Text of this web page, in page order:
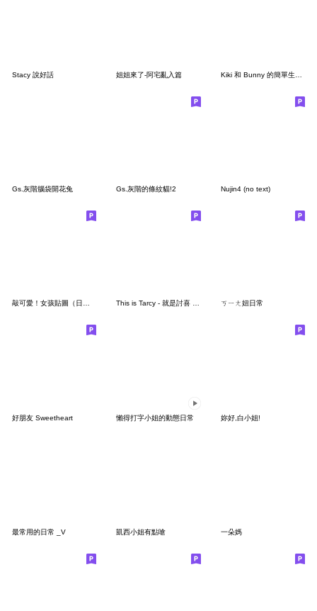
Stacy 說好話 姐姐來了-阿宅亂入篇
Gs.灰階腦袋開花兔 Gs.灰階的條紋貓!2 Nujin4 (no text)
敲可愛！女孩貼圖（日常篇） This is Tarcy - 就是討喜 第三彈 ㄎㄧㄤ妞日常
好朋友 Sweetheart 懶得打字小姐的動態日常 妳好,白小姐!
最常用的日常 _V 凱西小姐有點嗆 一朵媽